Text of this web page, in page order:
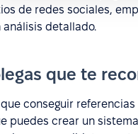
de redes sociales,
detallado.
que te
conseguir
puedes crear un